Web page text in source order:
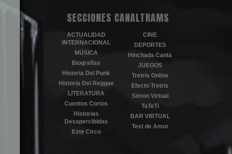
SECCIONES CANALTRAMS
ACTUALIDAD
INTERNACIONAL
MÚSICA
Biografías
Historia Del Punk
Historia Del Reggae
LITERATURA
Cuentos Cortos
Historias
Desapercibidas
Este Circo
CINE
DEPORTES
Hinchada Canta
JUEGOS
Tretris Online
Efecto Tretris
Simon Virtual
TaTeTi
BAR VIRTUAL
Test de Amor